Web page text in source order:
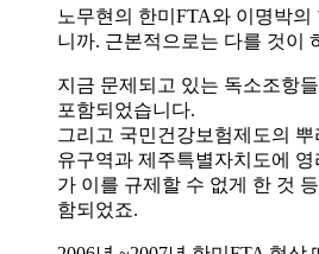
노무현의 한미FTA와 이명박
니까. 근본적으로는 다를 것이
지금 문제되고 있는 독소조항
포함되었습니다.
그리고 국민건강보험제도의
유구역과 제주특별자치도에
가 이를 규제할 수 없게 한 것
함되었죠.